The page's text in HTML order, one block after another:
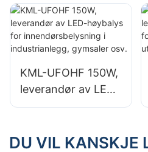
industrianlegg,
lagerbygninger og
andre
sapplikasjoner.
KML-UFOHF 150W,
leverandør av LED-
høybalys for
i industrianlegg,
DU VIL KANSKJE